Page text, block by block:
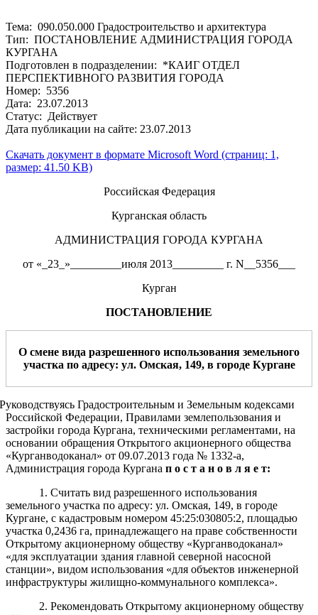
Тема: 090.050.000 Градостроительство и архитектура
Тип: ПОСТАНОВЛЕНИЕ АДМИНИСТРАЦИЯ ГОРОДА
КУРГАНА
Подготовлен в подразделении: *КАИГ ОТДЕЛ
ПЕРСПЕКТИВНОГО РАЗВИТИЯ ГОРОДА
Номер: 5356
Дата: 23.07.2013
Статус: Действует
Дата публикации на сайте: 23.07.2013
Скачать документ в формате Microsoft Word (страниц: 1,
размер: 41.50 KB)
Российская Федерация
Курганская область
АДМИНИСТРАЦИЯ ГОРОДА КУРГАНА
от «_23_»_________июля 2013_________ г. N__5356___
Курган
ПОСТАНОВЛЕНИЕ
О смене вида разрешенного использования земельного
участка по адресу: ул. Омская, 149,в городеКургане
Градостроительным и Земельным кодексами
Российской Федерации, Правилами землепользования и
застройки города Кургана, техническими регламентами, на
основании обращения Открытого акционерного общества
«Курганводоканал» от 09.07.2013 года № 1332-а,
Администрация города Кургана п о с т а н о в л я е т:
1. Cчитать вид разрешенного использования
земельного участка по адресу: ул. Омская, 149, в городе
Кургане, с кадастровым номером 45:25:030805:2, площадью
участка 0,2436 га, принадлежащего на праве собственности
Открытому акционерному обществу «Курганводоканал»
«для эксплуатации здания главной северной насосной
станции», видом использования «для объектов инженерной
инфраструктуры жилищно-коммунального комплекса».
2. Рекомендовать Открытому акционерному обществу